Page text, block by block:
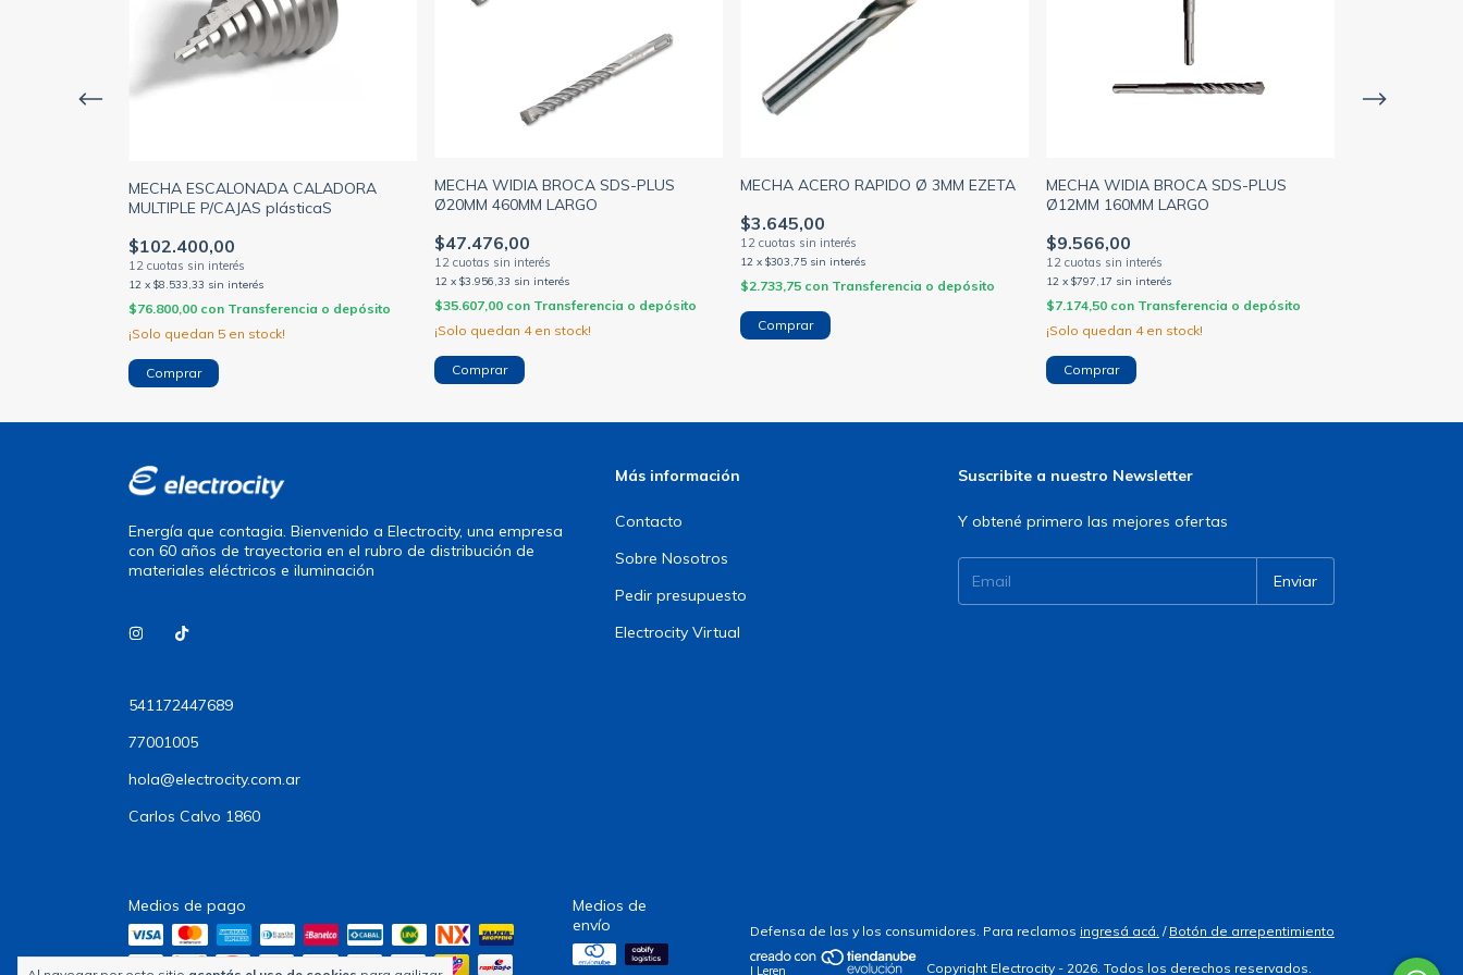
MECHA ESCALONADA CALADORA
MULTIPLE P/CAJAS plásticaS
$102.400,00
12 x $8.533,33 sin interés
$76.800,00 con Transferencia o depósito
¡Solo quedan 5 en stock!
MECHA WIDIA BROCA SDS-PLUS
Ø20MM 460MM LARGO
$47.476,00
12 x $3.956,33 sin interés
$35.607,00 con Transferencia o depósito
¡Solo quedan 4en stock!
MECHA ACERO RAPIDO Ø 3MM EZETA
$3.645,00
12 x $303,75 sin interés
$2.733,75 con Transferencia o depósito
MECHA WIDIA BROCA SDS-PLUS
Ø12MM 160MM LARGO
$9.566,00
12 x $797,17 sin interés
$7.174,50 con Transferencia o depósito
¡Solo quedan 4en stock!
Energía que contagia. Bienvenido a Electrocity, una empresa
con 60 años de trayectoria en el rubro de distribución de
materiales eléctricos e iluminación
541172447689
77001005
hola@electrocity.com.ar
Carlos Calvo 1860
Más información
Contacto
Sobre Nosotros
Pedir presupuesto
Electrocity Virtual
Suscribite a nuestro Newsletter
Y obtené primero las mejores ofertas
Medios de pago
Medios de
envío
Defensa de las y los consumidores. Para reclamos ingresá acá. / Botón de arrepentimiento
| Leren Copyright Electrocity - 2026. Todos los derechos reservados.